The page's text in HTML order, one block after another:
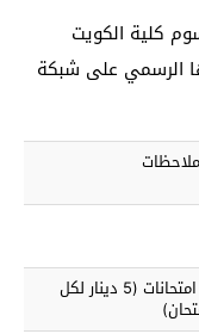
كلية الكويت
الرسمي على شبكة
3 امتحانات (5 دينار لكل